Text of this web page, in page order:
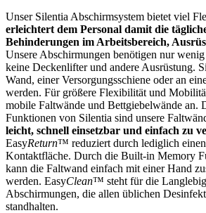
Unser Silentia Abschirmsystem bietet viel
erleichtert dem Personal damit die
Behinderungen im Arbeitsbereich,
Unsere Abschirmungen benötigen nur
keine Deckenlifter und andere Ausrüstung.
Wand, einer Versorgungsschiene oder an
werden. Für größere Flexibilität und
mobile Faltwände und Bettgiebelwände an.
Funktionen von Silentia sind unsere
leicht, schnell einsetzbar und einfach zu
EasyReturn™ reduziert durch lediglich
Kontaktfläche. Durch die Built-in Memory
kann die Faltwand einfach mit einer Hand
werden. EasyClean™ steht für die
Abschirmungen, die allen üblichen
standhalten.